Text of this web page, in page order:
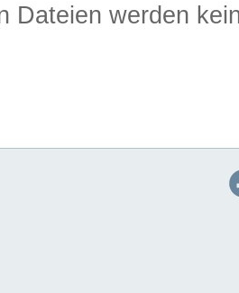
Dateien werden